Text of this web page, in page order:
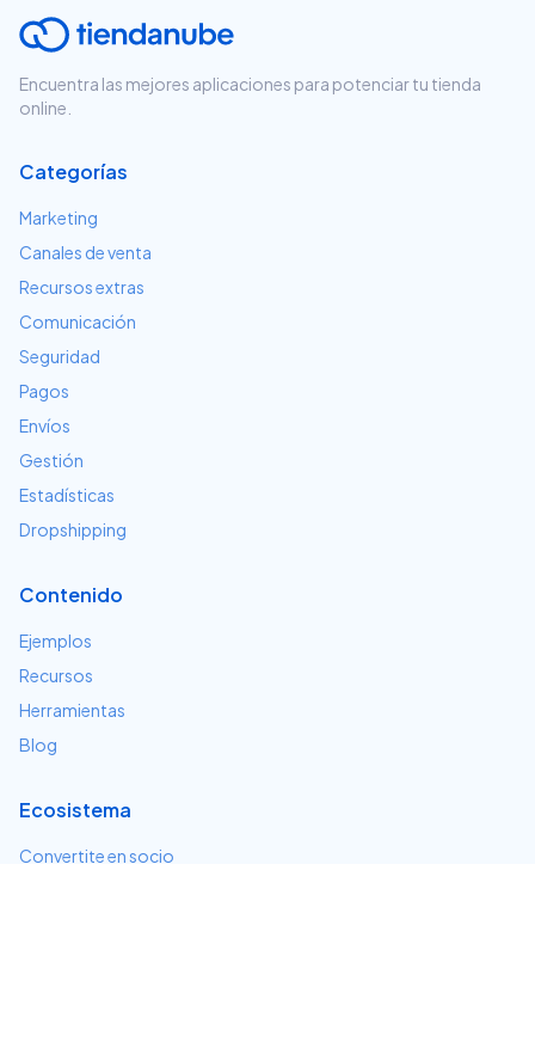
Encuentra las mejores aplicaciones para potenciar tu tienda
online.
Categorías
Marketing
Canales de venta
Recursos extras
Comunicación
Seguridad
Pagos
Envíos
Gestión
Estadísticas
Dropshipping
Contenido
Ejemplos
Recursos
Herramientas
Blog
Ecosistema
Convertite en socio